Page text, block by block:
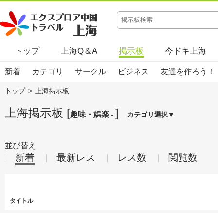
トップ 上海Q＆A 掲示板 今ドキ上海
新着 カテゴリ サークル ビジネス 友達を作ろう！
トップ > 上海掲示板
上海掲示板 [趣味・娯楽 - ] カテゴリ選択▼
並び替え
新着 最新レス レス数 閲覧数
タイトル